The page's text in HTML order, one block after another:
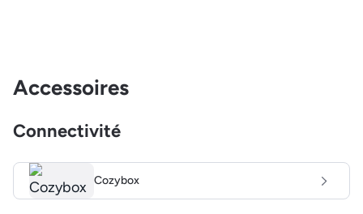
Accessoires
Connectivité
Cozybox